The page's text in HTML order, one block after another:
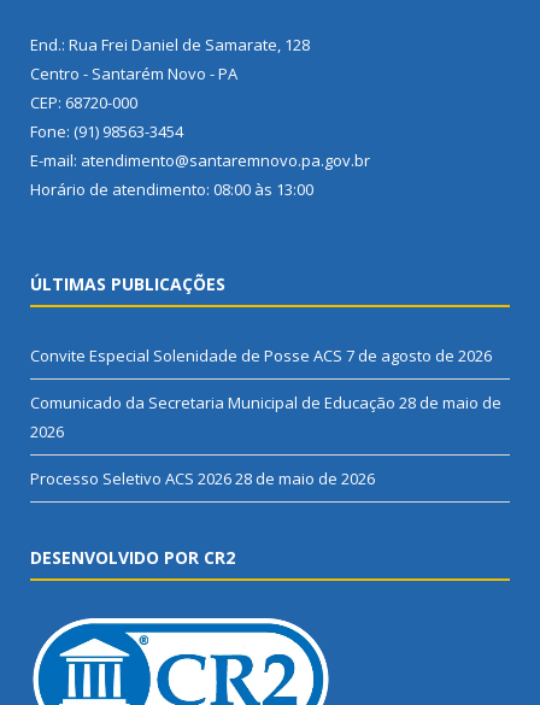
End.: Rua Frei Daniel de Samarate, 128
Centro - Santarém Novo - PA
CEP: 68720-000
Fone: (91) 98563-3454
E-mail: atendimento@santaremnovo.pa.gov.br
Horário de atendimento: 08:00 às 13:00
ÚLTIMAS PUBLICAÇÕES
Convite Especial Solenidade de Posse ACS 7 de agosto de 2026
Comunicado da Secretaria Municipal de Educação 28 de maio de
2026
Processo Seletivo ACS 202628 de maio de 2026
DESENVOLVIDO POR CR2